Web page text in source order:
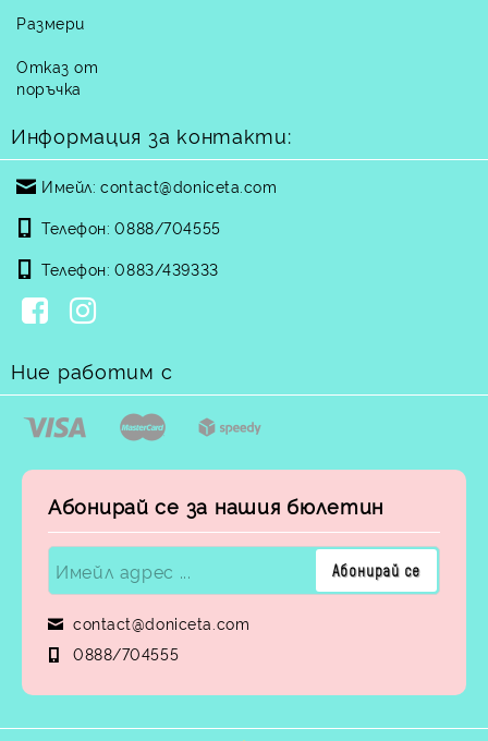
Размери
Отказ от
поръчка
Информация за контакти:
Имейл: contact@doniceta.com
Телефон: 0888/704555
Телефон: 0883/439333
Ние работим с
Абонирай се за нашия бюлетин
contact@doniceta.com
0888/704555